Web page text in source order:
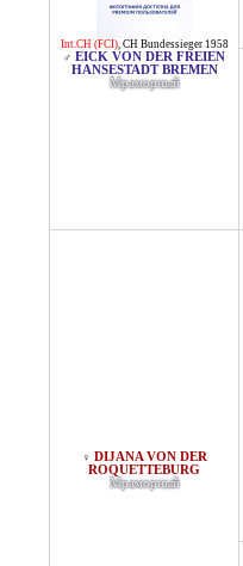
Int.CH (FCI), CH Bundessieger 1958
♂ EICK VON DER FREIEN
HANSESTADT BREMEN
Мраморный
♀ DIJANA VON DER
ROQUETTEBURG
Мраморный